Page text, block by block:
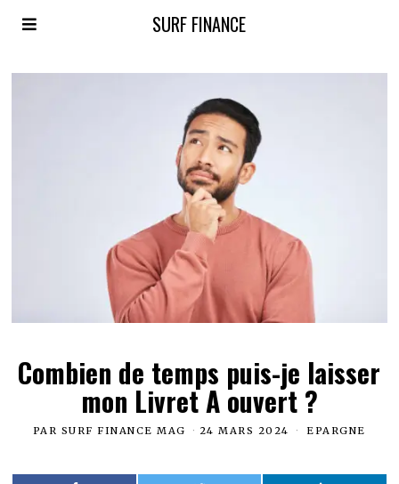
SURF FINANCE
Combien de temps puis-je laisser
mon Livret A ouvert ?
PAR SURF FINANCE MAG 24 MARS 2024 EPARGNE